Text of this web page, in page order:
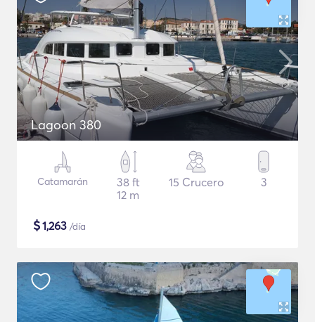
Lagoon 380
Catamarán
38 ft
12 m
15 Crucero 3
$1,263 /día